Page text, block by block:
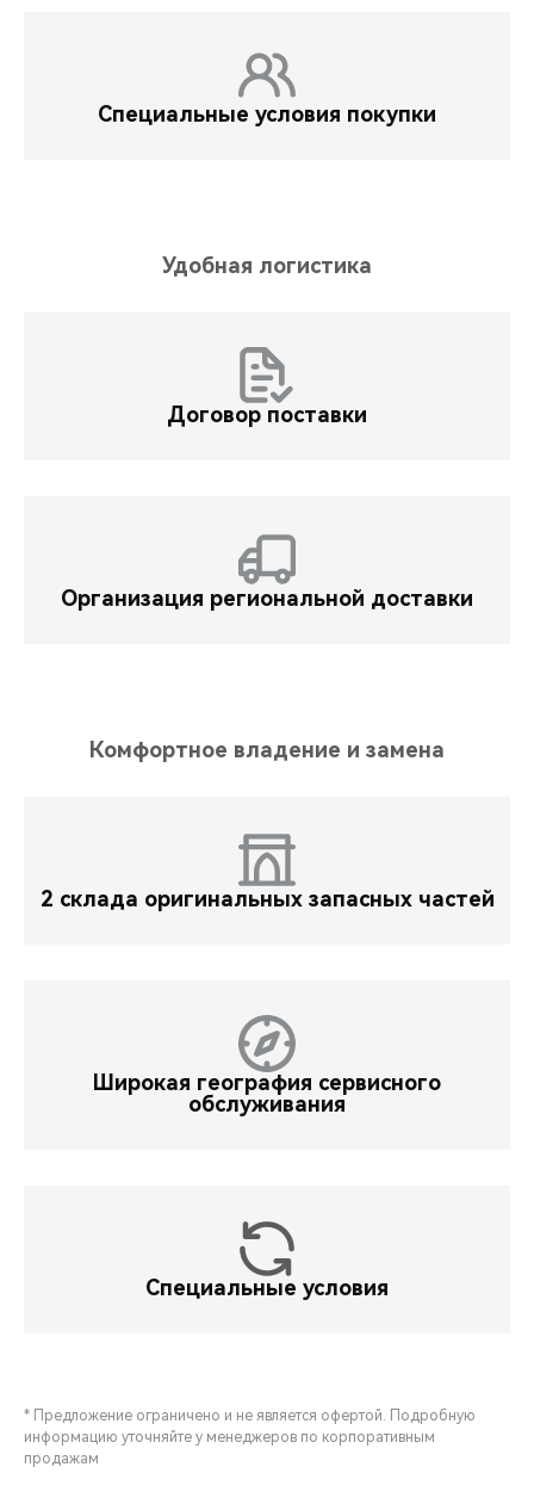
Специальные условия покупки
Удобная логистика
Договор поставки
Организация региональной доставки
Комфортное владение и замена
2 склада оригинальных запасных частей
Широкая география сервисного
обслуживания
Специальные условия
* Предложение ограничено и не является офертой. Подробную
информацию уточняйте у менеджеров по корпоративным
продажам